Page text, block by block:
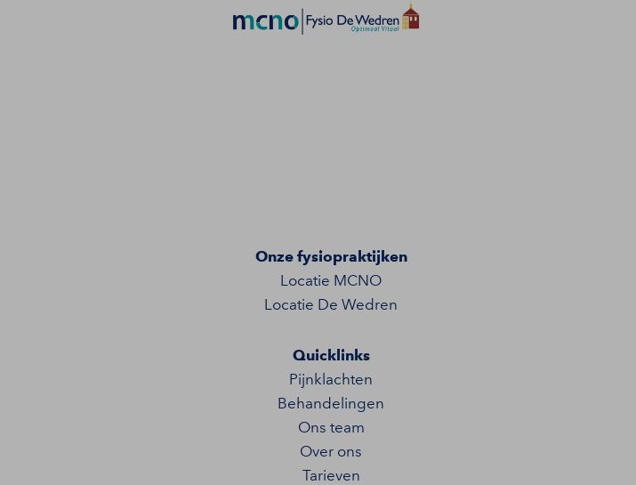
Onze fysiopraktijken
Locatie MCNO
Locatie De Wedren
Quicklinks
Pijnklachten
Behandelingen
Ons team
Over ons
Tarieven